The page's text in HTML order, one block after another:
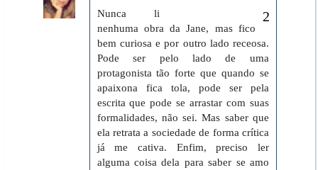
Nunca li
nenhuma obra da Jane, mas fico
bem curiosa e por outro lado receosa.
Pode ser pelo lado de uma
protagonista tão forte que quando se
apaixona fica tola, pode ser pela
escrita que pode se arrastar com suas
formalidades, não sei. Mas saber que
ela retrata a sociedade de forma crítica
já me cativa. Enfim, preciso ler
alguma coisa dela para saber se amo